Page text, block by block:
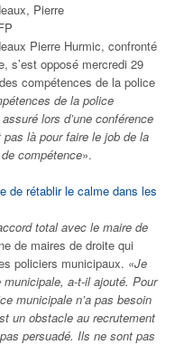
Pierre
Pierre Hurmic, confronté
s’est opposé mercredi 29
compétences de la police
de la police
lors d’une conférence
là pour faire le job de la
compétence».
de rétablir le calme dans les
total avec le maire de
de maires de droite qui
policiers municipaux. «Je
a-t-il ajouté. Pour
municipale n’a pas besoin
un obstacle au recrutement
persuadé. Ils ne sont pas